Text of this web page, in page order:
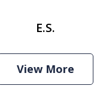
E.S.
View More